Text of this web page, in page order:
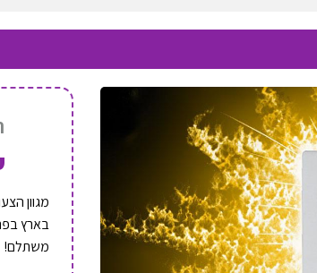
מגוון
בארץ
משתלם!